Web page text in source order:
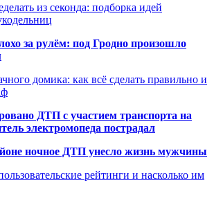
из секонда: подборка идей
за рулём: под Гродно произошло
домика: как всё сделать правильно и
ДТП с участием транспорта на
электромопеда пострадал
ночное ДТП унесло жизнь мужчины
рейтинги и насколько им